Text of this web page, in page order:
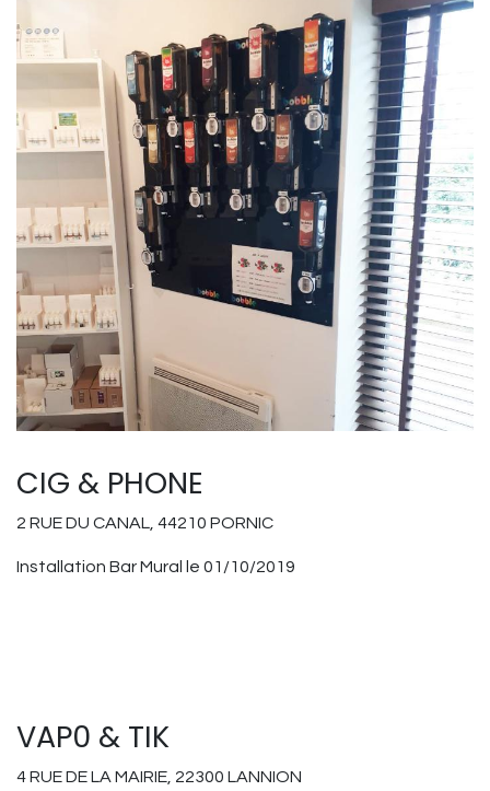
CIG & PHONE
2 RUE DU CANAL, 44210 PORNIC
Installation Bar Mural le 01/10/2019
VAP0 & TIK
4 RUE DE LA MAIRIE, 22300 LANNION